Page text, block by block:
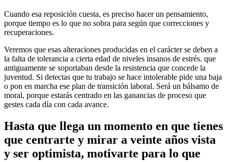
Cuando esa reposición cuesta, es preciso hacer un pensamiento,
porque tiempo es lo que no sobra para según que correcciones y
recuperaciones.
Veremos que esas alteraciones producidas en el carácter se deben a
la falta de tolerancia a cierta edad de niveles insanos de estrés. que
antiguamente se soportaban desde la resistencia que concede la
juventud. Si detectas que tu trabajo se hace intolerable pide una baja
o pon en marcha ese plan de transición laboral. Será un bálsamo de
moral, porque estarás centrado en las ganancias de proceso que
gestes cada día con cada avance.
Hasta que llega un momento en que tienes
que centrarte y mirar a veinte años vista
y ser optimista, motivarte para lo que